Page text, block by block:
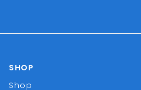
SHOP
Shop